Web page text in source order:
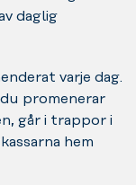
daglig
varje dag.
promenerar
går i trappor i
hem